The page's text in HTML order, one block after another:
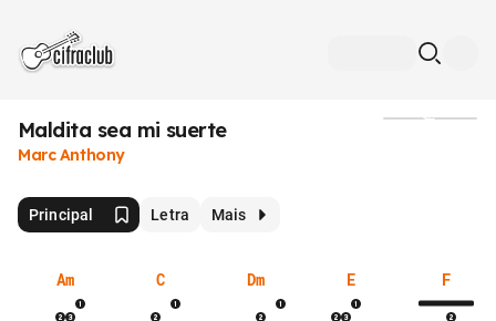
Maldita sea mi suerte
Marc Anthony
Principal Letra Mais
Am C Dm E F